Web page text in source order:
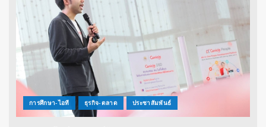
การศึกษา-ไอที ธุรกิจ-ตลาด ประชาสัมพันธ์